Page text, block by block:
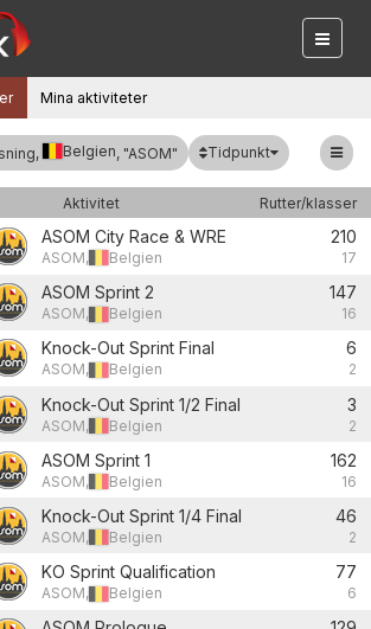
Mina aktiviteter
Belgien, "ASOM" Tidpunkt
Aktivitet
Rutter/klasser
ASOM City Race & WRE
ASOM, Belgien
210
17
ASOM Sprint 2
ASOM, Belgien
147
16
Knock-Out Sprint Final
ASOM, Belgien
6
2
Knock-Out Sprint 1/2 Final
ASOM, Belgien
3
2
ASOM Sprint 1
ASOM, Belgien
162
16
Knock-Out Sprint 1/4 Final
ASOM, Belgien
46
2
KO Sprint Qualification
ASOM, Belgien
77
6